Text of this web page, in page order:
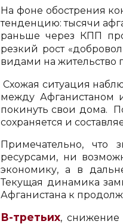
На фоне обострения
тенденцию: тысячи
раньше через КПП
резкий рост
видами на жительство
Схожая ситуация
между Афганистаном
покинуть свои дома.
сохраняется и
Примечательно, что
ресурсами, ни
экономику, а в
Текущая динамика
Афганистана к
В-третьих, снижение